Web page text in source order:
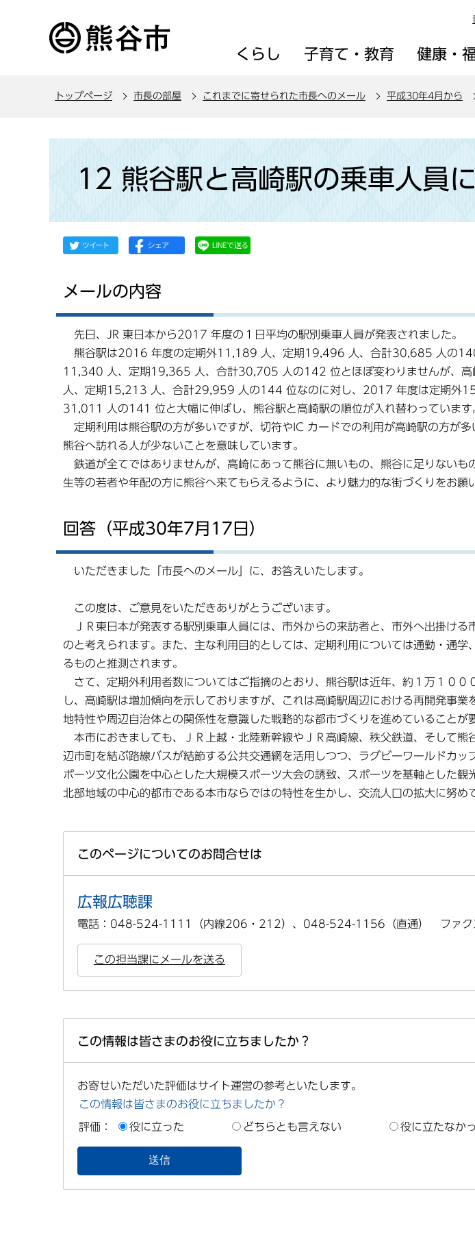
くらし 子育て・教育 健康・
トップページ 市長の部屋 これまでに寄せられた市長へのメール 平成30年4月から
か
12 熊谷駅と高崎駅の乗車人員
メールの内容
先日、JR 東日本から2017 年度の１日平均の駅別乗車人員が発表されました。
熊谷駅は2016 年度の定期外11,189 人、定期19,496 人、合計30,685 人の
11,340 人、定期19,365 人、合計30,705 人の142 位とほぼ変わりませんが、
人、定期15,213 人、合計29,959 人の144 位なのに対し、2017 年度は定期外
31,011 人の141 位と大幅に伸ばし、熊谷駅と高崎駅の順位が入れ替わっています
定期利用は熊谷駅の方が多いですが、切符やIC カードでの利用が高崎駅の方が
熊谷へ訪れる人が少ないことを意味しています。
鉄道が全てではありませんが、高崎にあって熊谷に無いもの、熊谷に足りないも
生等の若者や年配の方に熊谷へ来てもらえるように、より魅力的な街づくりをお願
回答（平成30年7月17日）
いただきました「市長へのメール」に、お答えいたします。
この度は、ご意見をいただきありがとうございます。
ＪＲ東日本が発表する駅別乗車人員には、市外からの来訪者と、市外へ出掛ける
のと考えられます。また、主な利用目的としては、定期利用については通勤・通学
るものと推測されます。
さて、定期外利用者数についてはご指摘のとおり、熊谷駅は近年、約１万１００
し、高崎駅は増加傾向を示しておりますが、これは高崎駅周辺における再開発事業
地特性や周辺自治体との関係性を意識した戦略的な都市づくりを進めていることが
本市におきましても、ＪＲ上越・北陸新幹線やＪＲ高崎線、秩父鉄道、そして熊
辺市町を結ぶ路線バスが結節する公共交通網を活用しつつ、ラグビーワールドカッ
ポーツ文化公園を中心とした大規模スポーツ大会の誘致、スポーツを基軸とした観
北部地域の中心的都市である本市ならではの特性を生かし、交流人口の拡大に努め
このページについてのお問合せは
広報広聴課
電話：048-524-1111（内線206・212）、048-524-1156（直通） ファ
この担当課にメールを送る
この情報は皆さまのお役に立ちましたか？
お寄せいただいた評価はサイト運営の参考といたします。
この情報は皆さまのお役に立ちましたか？
評価： 役に立った どちらとも言えない 役に立たなか